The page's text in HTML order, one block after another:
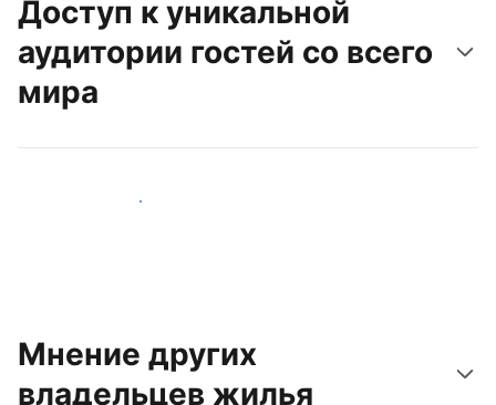
Доступ к уникальной
аудитории гостей со всего
мира
Привлечь новых гостей
Мнение других
владельцев жилья